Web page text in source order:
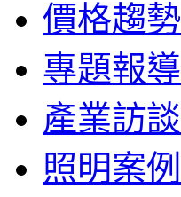
價格趨勢
專題報導
產業訪談
照明案例